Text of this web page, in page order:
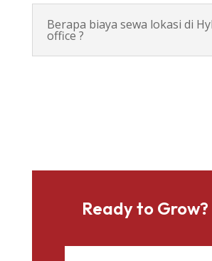
Berapa biaya sewa lokasi di
office ?
Ready to Grow?